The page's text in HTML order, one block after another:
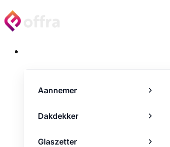
Aannemer
Dakdekker
Glaszetter